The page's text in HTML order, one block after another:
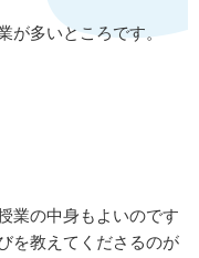
が多いところです。
業の中身もよいのです
を教えてくださるのが